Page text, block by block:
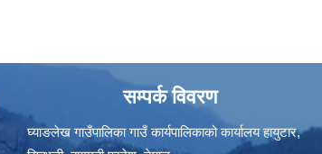
सम्पर्क विवरण
घ्याङलेख गाउँपालिका गाउँ कार्यपालिकाको कार्यालय हायुटार,